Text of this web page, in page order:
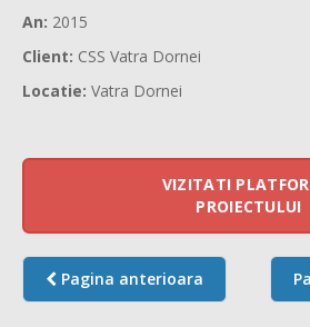
An: 2015
Client: CSS Vatra Dornei
Locatie: Vatra Dornei
VIZITATI
PROIECTULUI
Pagina anterioara